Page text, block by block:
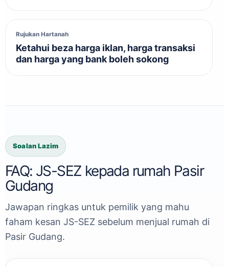
Rujukan Hartanah
Ketahui beza harga iklan, harga transaksi
dan harga yang bank boleh sokong
Soalan Lazim
FAQ: JS-SEZ kepada rumah Pasir
Gudang
Jawapan ringkas untuk pemilik yang mahu
faham kesan JS-SEZ sebelum menjual rumah di
Pasir Gudang.